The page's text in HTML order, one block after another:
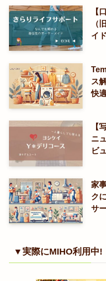
【
（
イ
ス
快
【
ニ
ビ
家
ク
サ
▼実際にMIHO利用中!